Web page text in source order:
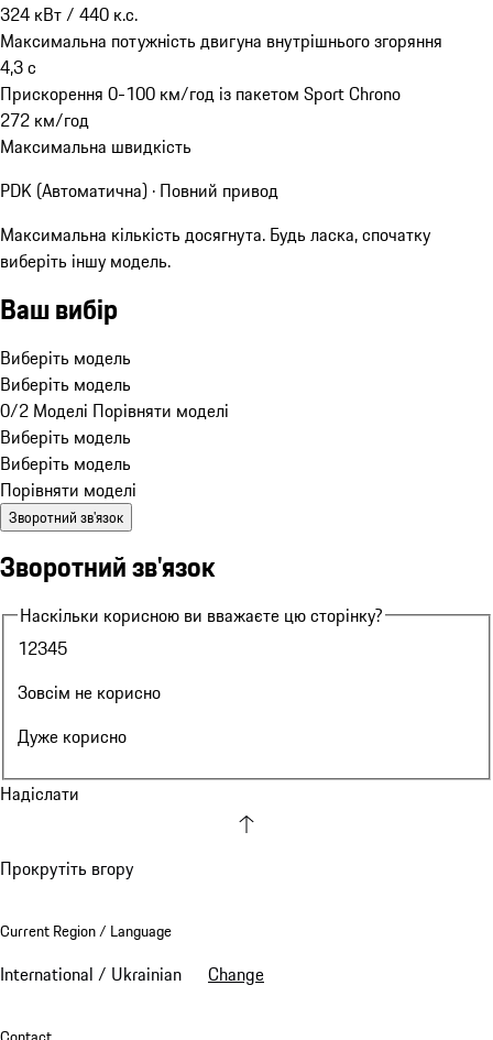
324 кВт/ 440 к.с.
Максимальна потужність двигуна внутрішнього згоряння
4,3с
Прискорення 0-100 км/год із пакетом Sport Chrono
272 км/год
Максимальна швидкість
PDK (Автоматична) · Повний привод
Максимальна кількість досягнута. Будь ласка, спочатку
виберіть іншу модель.
Ваш вибір
Виберіть модель
Виберіть модель
0/2 Моделі Порівняти моделі
Виберіть модель
Виберіть модель
Порівняти моделі
Зворотний зв'язок
Зворотний зв'язок
Наскільки корисною ви вважаєте цю сторінку?
Зовсім не корисно
1Не корисно
2Корисно
3Досить корисно
4Дуже корисно
5
Зовсім не корисно
Дуже корисно
Надіслати